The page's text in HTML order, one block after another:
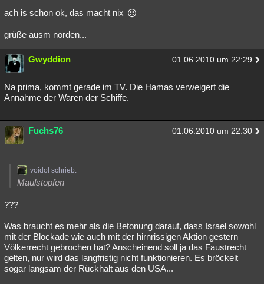
ach is schon ok, das macht nix
grüße ausm norden...
Gwyddion 01.06.2010 um 22:29
Na prima, kommt gerade im TV. Die Hamas verweigert die
Annahme der Waren der Schiffe.
Fuchs76 01.06.2010 um 22:30
voidol schrieb:
Maulstopfen
???
Was braucht es mehr als die Betonung darauf, dass Israel sowohl
mit der Blockade wie auch mit der hirnrissigen Aktion gestern
Völkerrecht gebrochen hat? Anscheinend soll ja das Faustrecht
gelten, nur wird das langfristig nicht funktionieren. Es bröckelt
sogar langsam der Rückhalt aus den USA...